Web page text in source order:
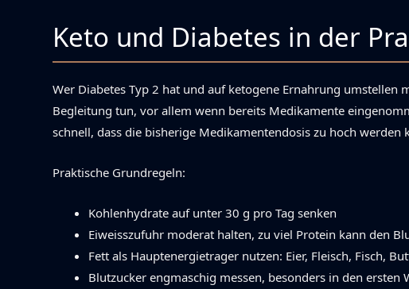
Keto und Diabetes in der
Wer Diabetes Typ 2 hat und auf ketogene Ernahrung umstellen
Begleitung tun, vor allem wenn bereits Medikamente
schnell, dass die bisherige Medikamentendosis zu hoch werden
Praktische Grundregeln:
Kohlenhydrate auf unter 30 g pro Tag senken
Eiweisszufuhr moderat halten, zu viel Protein kann den
Fett als Hauptenergietrager nutzen: Eier, Fleisch, Fisch,
Blutzucker engmaschig messen, besonders in den ersten